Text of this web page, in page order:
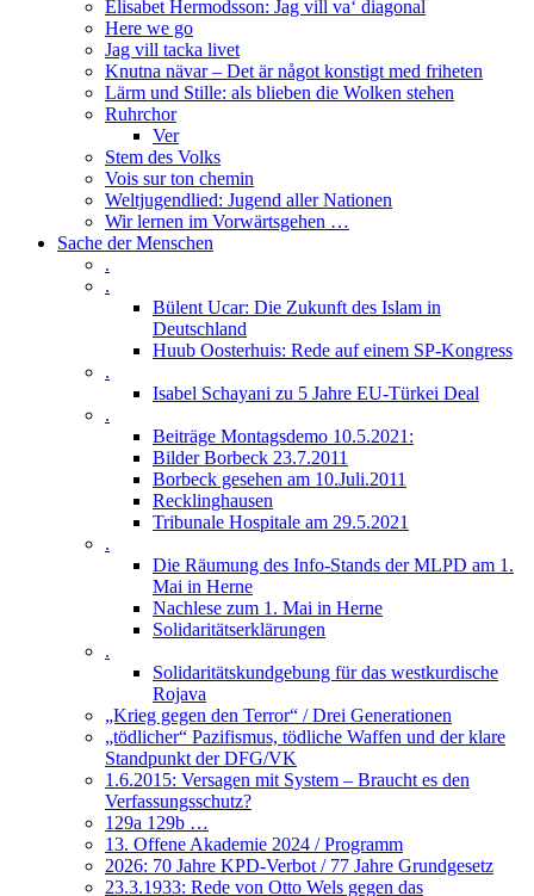
Elisabet Hermodsson: Jag vill va‘ diagonal
Here we go
Jag vill tacka livet
Knutna nävar – Det är något konstigt med friheten
Lärm und Stille: als blieben die Wolken stehen
Ruhrchor
Ver
Stem des Volks
Vois sur ton chemin
Weltjugendlied: Jugend aller Nationen
Wir lernen im Vorwärtsgehen …
Sache der Menschen
.
.
Bülent Ucar: Die Zukunft des Islam in
Deutschland
Huub Oosterhuis: Rede auf einem SP-Kongress
.
Isabel Schayani zu 5 Jahre EU-Türkei Deal
.
Beiträge Montagsdemo 10.5.2021:
Bilder Borbeck 23.7.2011
Borbeck gesehen am 10.Juli.2011
Recklinghausen
Tribunale Hospitale am 29.5.2021
.
Die Räumung des Info-Stands der MLPD am 1.
Mai in Herne
Nachlese zum 1. Mai in Herne
Solidaritätserklärungen
.
Solidaritätskundgebung für das westkurdische
Rojava
„Krieg gegen den Terror“ / Drei Generationen
„tödlicher“ Pazifismus, tödliche Waffen und der klare
Standpunkt der DFG/VK
1.6.2015: Versagen mit System – Braucht es den
Verfassungsschutz?
129a 129b …
13. Offene Akademie 2024 / Programm
2026: 70 Jahre KPD-Verbot / 77 Jahre Grundgesetz
23.3.1933: Rede von Otto Wels gegen das